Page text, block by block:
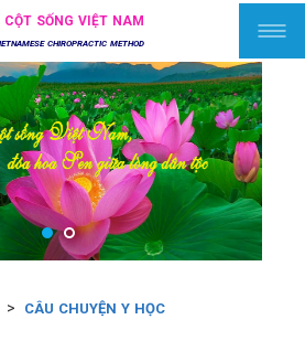
SỐNG VIỆT NAM
CHIROPRACTIC METHOD
> CÂU CHUYỆN Y HỌC